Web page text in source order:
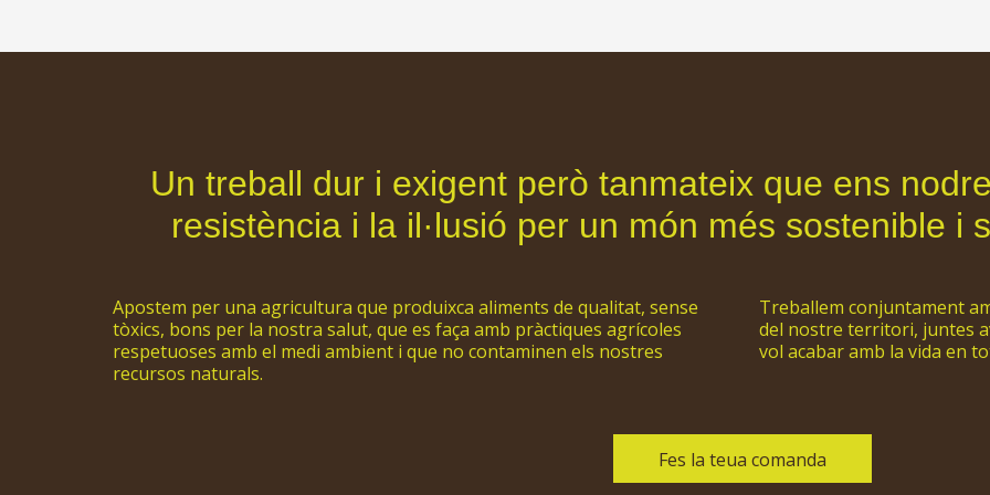
Un treball dur i exigent però tanmateix que ens
resistència i la il·lusió per un món més sostenible i
Apostem per una agricultura que produixca aliments de qualitat, sense
tòxics, bons per la nostra salut, que es faça amb pràctiques agrícoles
respetuoses amb el medi ambient i que no contaminen els nostres
recursos naturals.
Treballem conjuntament
del nostre territori, juntes
vol acabar amb la vida en
Fes la teua comanda